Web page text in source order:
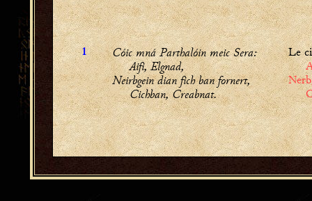
1
Cóic mná Parthalóin meic Sera:
Aifi, Elgnad,
Neirbgein dian fich ban fornert,
Cichban, Creabnat.
Le